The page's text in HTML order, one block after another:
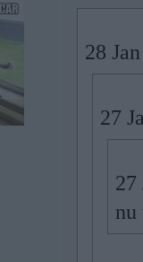
28
27
27
nu